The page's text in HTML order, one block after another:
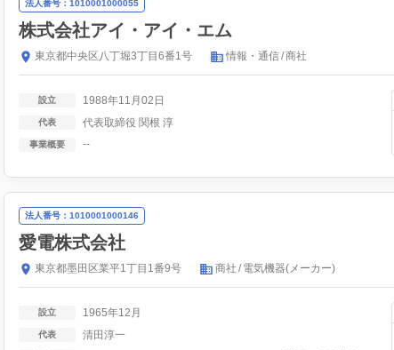
法人番号：1010001000055
株式会社アイ・アイ・エム
東京都中央区八丁堀3丁目6番1号 情報・通信 商社
設立 1988年11月02日
代表 代表取締役 関根 淳
事業概要 --
法人番号：1010001000146
愛電株式会社
東京都墨田区業平1丁目1番9号 商社 電気機器(メーカー)
設立 1965年12月
代表 清田淳一